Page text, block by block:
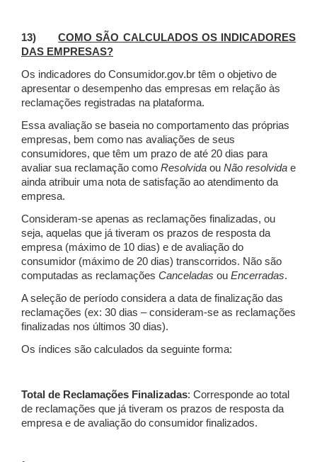
13)COMO SÃO CALCULADOS OS INDICADORES
DAS EMPRESAS?
Os indicadores do Consumidor.gov.br têm o objetivo de
apresentar o desempenho das empresas em relação às
reclamações registradas na plataforma.
Essa avaliação se baseia no comportamento das próprias
empresas, bem como nas avaliações de seus
consumidores, que têm um prazo de até 20 dias para
avaliar sua reclamação como Resolvida ou Não resolvida e
ainda atribuir uma nota de satisfação ao atendimento da
empresa.
Consideram-se apenas as reclamações finalizadas, ou
seja, aquelas que já tiveram os prazos de resposta da
empresa (máximo de 10 dias) e de avaliação do
consumidor (máximo de 20 dias) transcorridos. Não são
computadas as reclamações Canceladas ou Encerradas.
A seleção de período considera a data de finalização das
reclamações (ex: 30 dias – consideram-se as reclamações
finalizadas nos últimos 30 dias).
Os índices são calculados da seguinte forma:
Total de Reclamações Finalizadas: Corresponde ao total
de reclamações que já tiveram os prazos de resposta da
empresa e de avaliação do consumidor finalizados.